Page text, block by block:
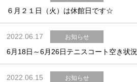
スポーツ教室体験
６月２１日（火）は休館日です☆
2022.06.17 お知らせ
6月18日～6月26日テニスコート空き状況
2022.06.15 お知らせ